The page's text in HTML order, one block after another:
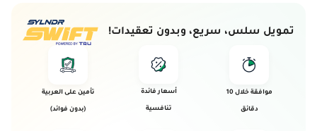
تمويل سلس، سريع، وبدون تعقيدات!
موافقة خلال 10
دقائق
أسعار فائدة
تنافسية
تأمين على العربية
(بدون فوائد)